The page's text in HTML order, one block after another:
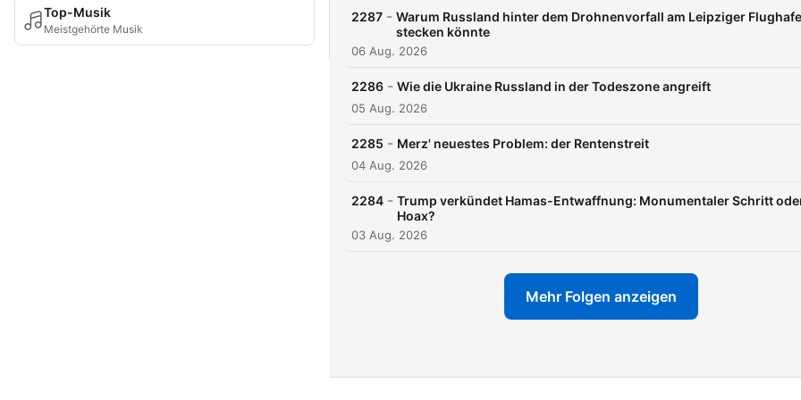
Top-Musik
Meistgehörte Musik
2287 - Warum Russland hinter dem Drohnenvorfall am Leipziger
stecken könnte
06 Aug. 2026
2286 - Wie die Ukraine Russland in der Todeszone angreift
05 Aug. 2026
2285 - Merz' neuestes Problem: der Rentenstreit
04 Aug. 2026
2284 - Trump verkündet Hamas-Entwaffnung: Monumentaler Schritt
Hoax?
03 Aug. 2026
Mehr Folgen anzeigen